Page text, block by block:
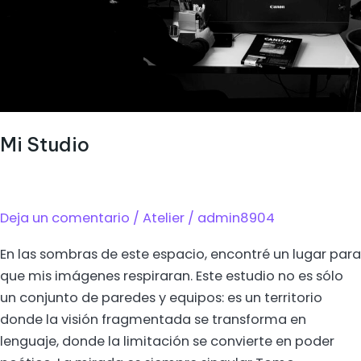
Mi Studio
Deja un comentario / Atelier / admin8904
En las sombras de este espacio, encontré un lugar para
que mis imágenes respiraran. Este estudio no es sólo
un conjunto de paredes y equipos: es un territorio
donde la visión fragmentada se transforma en
lenguaje, donde la limitación se convierte en poder